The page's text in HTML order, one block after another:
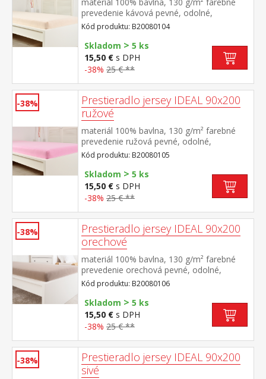
prevedenie kávová pevné, odolné,
stálofarebné, obšité gumou pre matrace do
výšky 25 cm prateľné do 60 °C
Kód produktu: B20080104
Skladom > 5 ks
15,50 € s DPH
-38% 25 € **
-38%
Prestieradlo jersey IDEAL 90x200
ružové
materiál 100% bavlna, 130 g/m² farebné
prevedenie ružová pevné, odolné,
stálofarebné, obšité gumou pre matrace do
výšky 25 cm prateľné do 60 °C
Kód produktu: B20080105
Skladom > 5 ks
15,50 € s DPH
-38% 25 € **
-38%
Prestieradlo jersey IDEAL 90x200
orechové
materiál 100% bavlna, 130 g/m² farebné
prevedenie orechová pevné, odolné,
stálofarebné, obšité gumou pre matrace do
výšky 25 cm prateľné do 60 °C
Kód produktu: B20080106
Skladom > 5 ks
15,50 € s DPH
-38% 25 € **
-38%
Prestieradlo jersey IDEAL 90x200
sivé